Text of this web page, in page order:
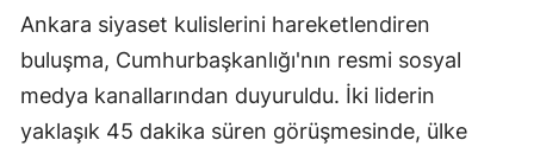
Ankara siyaset kulislerini hareketlendiren
buluşma, Cumhurbaşkanlığı'nın resmi sosyal
medya kanallarından duyuruldu. İki liderin
yaklaşık 45 dakika süren görüşmesinde, ülke